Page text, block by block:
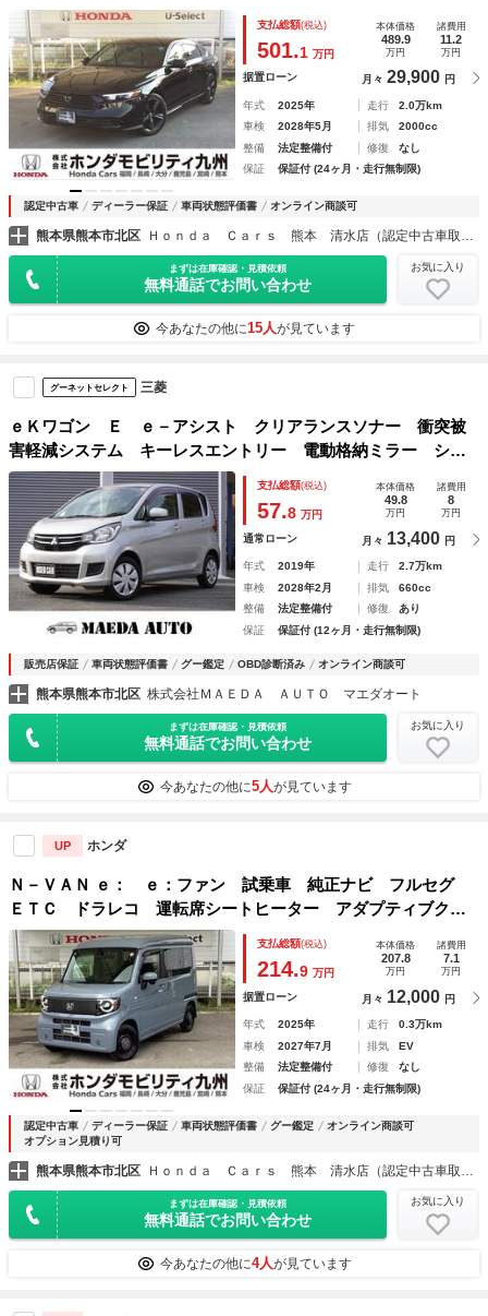
２．０ シートヒーター ヘッドアップディスプレー ドライ
ブレコーダー 衝突被害軽減装置 ＵＳＢ ＢＴ 盗難防止シ
ステム 本革シート
支払総額(税込)
501.1 万円
本体価格
489.9
万円
諸費用
11.2
万円
据置ローン 月々 29,900 円
年式 2025年 走行
2.0万km
車検
2028年5月 排気
2000cc
整備
法定整備付 修復
なし
保証
保証付 (24ヶ月・走行無制限)
認定中古車 ディーラー保証 車両状態評価書 オンライン商談可
熊本県熊本市北区 Ｈｏｎｄａ Ｃａｒｓ 熊本 清水店（認定中古車取扱店）
まずは在庫確認・見積依頼
無料通話でお問い合わせ
お気に入り
今あなたの他に15人が見ています
グーネットセレクト 三菱
ｅＫワゴン Ｅ ｅ－アシスト クリアランスソナー 衝突被
害軽減システム キーレスエントリー 電動格納ミラー シー
トヒーター ベンチシート ＣＶＴ ＡＢＳ ＥＳＣ ナビ
ＴＶ 衝突安全ボディ エアコン
支払総額(税込)
57.8 万円
本体価格
49.8
万円
諸費用
8
万円
通常ローン 月々 13,400 円
年式 2019年 走行
2.7万km
車検
2028年2月 排気
660cc
整備
法定整備付 修復
あり
保証
保証付 (12ヶ月・走行無制限)
販売店保証 車両状態評価書 グー鑑定 OBD診断済み オンライン商談可
熊本県熊本市北区 株式会社ＭＡＥＤＡ ＡＵＴＯ マエダオート
まずは在庫確認・見積依頼
無料通話でお問い合わせ
お気に入り
今あなたの他に5人が見ています
UP ホンダ
Ｎ－ＶＡＮ ｅ： ｅ：ファン 試乗車 純正ナビ フルセグ
ＥＴＣ ドラレコ 運転席シートヒーター アダプティブクル
コン Ｐセンサー 両側手動スライドドア 電動格納式ドアミ
ラー ＬＥＤヘッドランプ ドライブレコーダー スマートキ
ー
支払総額(税込)
214.9 万円
本体価格
207.8
万円
諸費用
7.1
万円
据置ローン 月々 12,000 円
年式 2025年 走行
0.3万km
車検
2027年7月 排気
EV
整備
法定整備付 修復
なし
保証
保証付 (24ヶ月・走行無制限)
認定中古車 ディーラー保証 車両状態評価書 グー鑑定
オンライン商談可
オプション見積り可
熊本県熊本市北区
まずは在庫確認・見積依頼
無料通話でお問い合わせ
お気に入り
今あなたの他に4人が見ています